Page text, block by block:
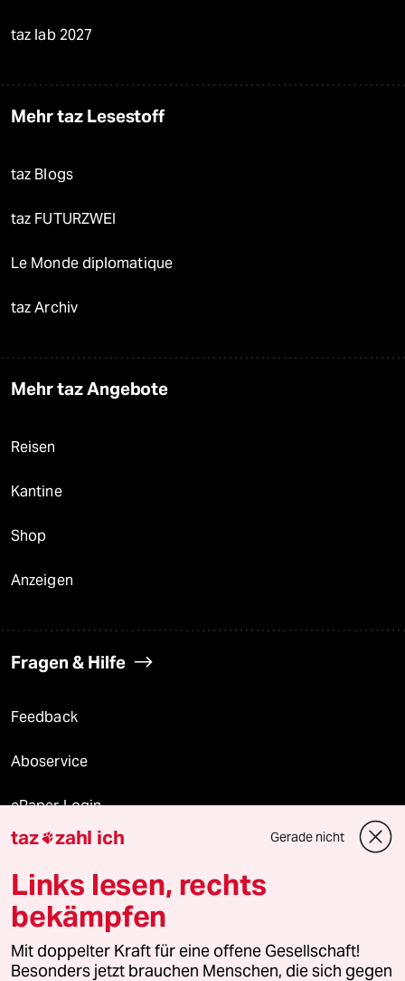
taz lab 2027
Mehr taz Lesestoff
taz Blogs
taz FUTURZWEI
Le Monde diplomatique
taz Archiv
Mehr taz Angebote
Reisen
Kantine
Shop
Anzeigen
Fragen & Hilfe
Feedback
Aboservice
ePaper Login
Downloads für Abonnierende
© 2026 taz Verlags und Vertriebs GmbH
Alle Rechte vorbehalten. Bei rechtlichen Fragen oder für Genehmigungen
wenden Sie sich bitte an
lizenzen@taz.de
taz zahl ich Gerade nicht
Links lesen, rechts
bekämpfen
Mit doppelter Kraft für eine offene Gesellschaft!
Besonders jetzt brauchen Menschen, die sich gegen